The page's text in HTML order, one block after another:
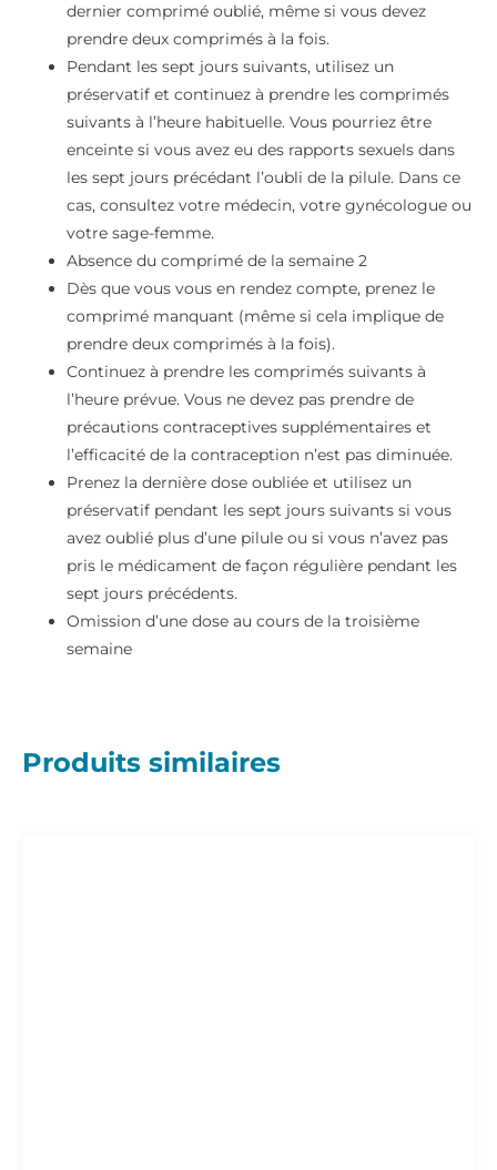
dernier comprimé oublié, même si vous devez
prendre deux comprimés à la fois.
Pendant les sept jours suivants, utilisez un
préservatif et continuez à prendre les comprimés
suivants à l’heure habituelle. Vous pourriez être
enceinte si vous avez eu des rapports sexuels dans
les sept jours précédant l’oubli de la pilule. Dans ce
cas, consultez votre médecin, votre gynécologue ou
votre sage-femme.
Absence du comprimé de la semaine 2
Dès que vous vous en rendez compte, prenez le
comprimé manquant (même si cela implique de
prendre deux comprimés à la fois).
Continuez à prendre les comprimés suivants à
l’heure prévue. Vous ne devez pas prendre de
précautions contraceptives supplémentaires et
l’efficacité de la contraception n’est pas diminuée.
Prenez la dernière dose oubliée et utilisez un
préservatif pendant les sept jours suivants si vous
avez oublié plus d’une pilule ou si vous n’avez pas
pris le médicament de façon régulière pendant les
sept jours précédents.
Omission d’une dose au cours de la troisième
semaine
Produits similaires